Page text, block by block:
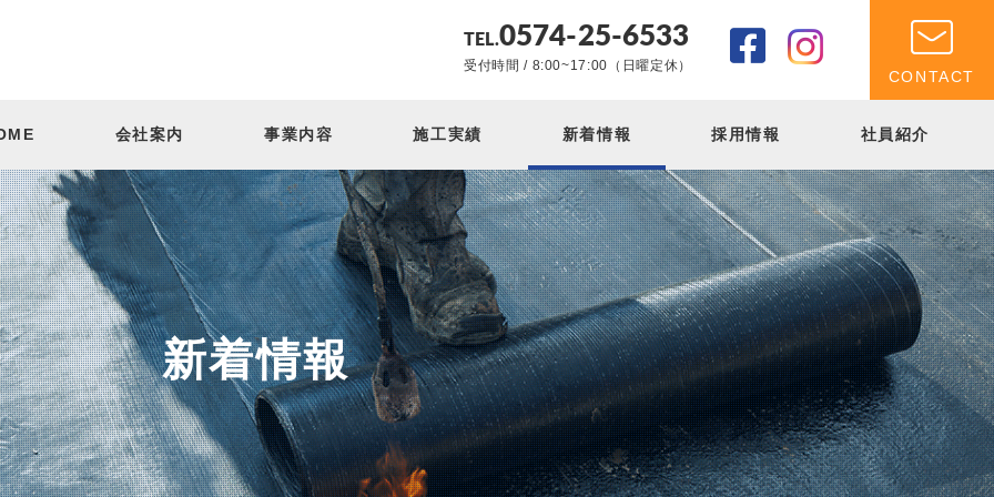
TEL.0574-25-6533
受付時間 / 8:00~17:00（日曜定休）
CONTACT
会社案内 事業内容 施工実績 新着情報 採用情報 社員紹介
新着情報